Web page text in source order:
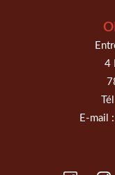
4
E-mail :